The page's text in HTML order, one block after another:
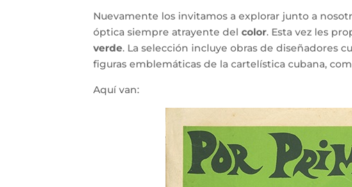
Nuevamente los invitamos a explorar junto a
óptica siempre atrayente delcolor. Esta vez les
verde. La selección incluye obras de diseñadores
figuras emblemáticas de la cartelística cubana,
Aquí van: